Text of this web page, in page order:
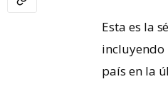
Esta es la
incluyendo
país en la